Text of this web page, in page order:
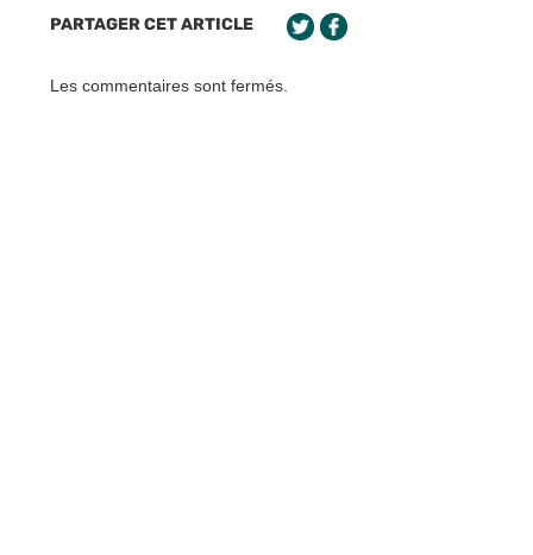
PARTAGER CET ARTICLE
Les commentaires sont fermés.